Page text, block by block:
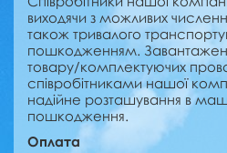
виходячи з можливих
також ​​тривалого
пошкодженням.
товару/комплектуючих
співробітниками нашої
надійне розташування в
пошкодження.
Оплата